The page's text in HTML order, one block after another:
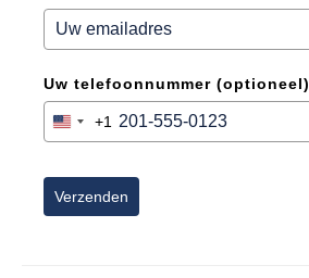
Uw telefoonnummer (optioneel)
United
+1
+1
Verzenden